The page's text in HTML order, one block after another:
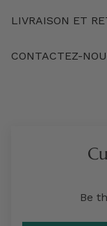
LIVRAISON ET
CONTACTEZ-
Be